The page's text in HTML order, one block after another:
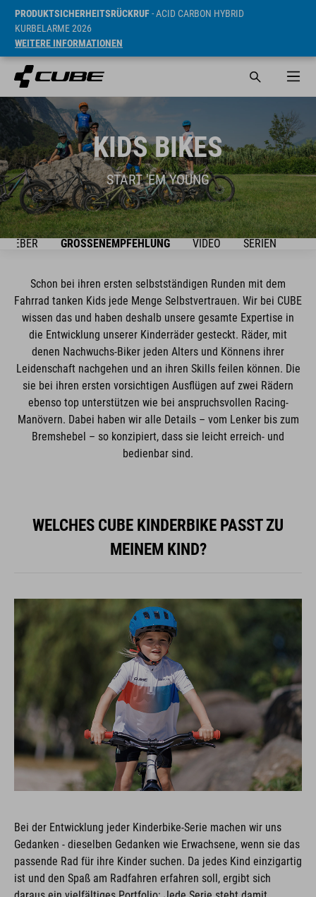
PRODUKTSICHERHEITSRÜCKRUF- ACID CARBON HYBRID
KURBELARME 2026
WEITERE INFORMATIONEN
KIDS BIKES
START 'EM YOUNG
GRÖSSENEMPFEHLUNG VIDEO SERIEN
Schon bei ihren ersten selbstständigen Runden mit dem
Fahrrad tanken Kids jede Menge Selbstvertrauen. Wir bei CUBE
wissen das und haben deshalb unsere gesamte Expertise in
die Entwicklung unserer Kinderräder gesteckt. Räder, mit
denen Nachwuchs-Biker jeden Alters und Könnens ihrer
Leidenschaft nachgehen und an ihren Skills feilen können. Die
sie bei ihren ersten vorsichtigen Ausflügen auf zwei Rädern
ebenso top unterstützen wie bei anspruchsvollen Racing-
Manövern. Dabei haben wir alle Details – vom Lenker bis zum
Bremshebel – so konzipiert, dass sie leicht erreich- und
bedienbar sind.
WELCHES CUBE KINDERBIKE PASST ZU
MEINEM KIND?
Bei der Entwicklung jeder Kinderbike-Serie machen wir uns
Gedanken - dieselben Gedanken wie Erwachsene, wenn sie das
passende Rad für ihre Kinder suchen. Da jedes Kind einzigartig
ist und den Spaß am Radfahren erfahren soll, ergibt sich